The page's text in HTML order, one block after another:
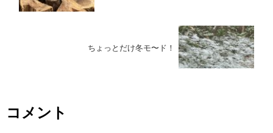
ちょっとだけ冬モ〜ド！
コメント